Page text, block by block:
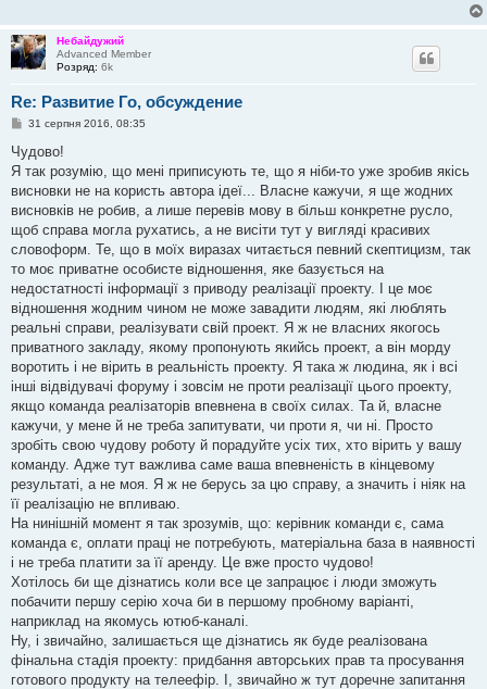
Небайдужий
Advanced Member
Розряд: 6k
Re: Развитие Го, обсуждение
П
в
і
д
о
л
е
н
я
31 серпня 2016, 08:35
Чудово!
Я так розумію, що мені приписують те, що я ніби-то уже зробив якісь
висновки не на користь автора ідеї... Власне кажучи, я ще жодних
висновків не робив, а лише перевів мову в більш конкретне русло,
щоб справа могла рухатись, а не висіти тут у вигляді красивих
словоформ. Те, що в моїх виразах читається певний скептицизм, так
то моє приватне особисте відношення, яке базується на
недостатності інформації з приводу реалізації проекту. І це моє
відношення жодним чином не може завадити людям, які люблять
реальні справи, реалізувати свій проект. Я ж не власних якогось
приватного закладу, якому пропонують якийсь проект, а він морду
воротить і не вірить в реальність проекту. Я така ж людина, як і всі
інші відвідувачі форуму і зовсім не проти реалізації цього проекту,
якщо команда реалізаторів впевнена в своїх силах. Та й, власне
кажучи, у мене й не треба запитувати, чи проти я, чи ні. Просто
зробіть свою чудову роботу й порадуйте усіх тих, хто вірить у вашу
команду. Адже тут важлива саме ваша впевненість в кінцевому
результаті, а не моя. Я ж не берусь за цю справу, а значить і ніяк на
її реалізацію не впливаю.
На нинішній момент я так зрозумів, що: керівник команди є, сама
команда є, оплати праці не потребують, матеріальна база в наявності
і не треба платити за її аренду. Це вже просто чудово!
Хотілось би ще дізнатись коли все це запрацює і люди зможуть
побачити першу серію хоча би в першому пробному варіанті,
наприклад на якомусь ютюб-каналі.
Ну, і звичайно, залишається ще дізнатись як буде реалізована
фінальна стадія проекту: придбання авторських прав та просування
готового продукту на телеефір. І, звичайно ж тут доречне запитання